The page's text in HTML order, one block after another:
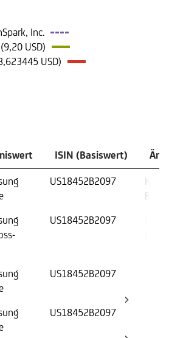
Inc.
USD)
USD)
ISIN (Basiswert)
US18452B2097
US18452B2097
US18452B2097
US18452B2097